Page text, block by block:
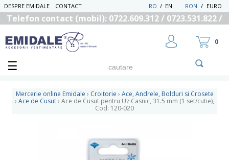
DESPRE EMIDALE CONTACT RON / EURO
EN
/
RO
Telefon contact (mobil): 0722.609.312 / 0723.531.822 /
0
Mercerie online Emidale › Croitorie › Ace, Andrele, Bolduri si Crosete
› Ace de Cusut› Ace de Cusut pentru Uz Casnic, 31.5 mm (1 set/cutie),
Cod: 120-020